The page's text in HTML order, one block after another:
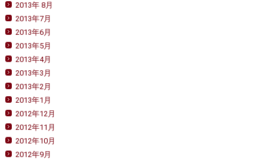
2013年 8月
2013年7月
2013年6月
2013年5月
2013年4月
2013年3月
2013年2月
2013年1月
2012年12月
2012年11月
2012年10月
2012年9月